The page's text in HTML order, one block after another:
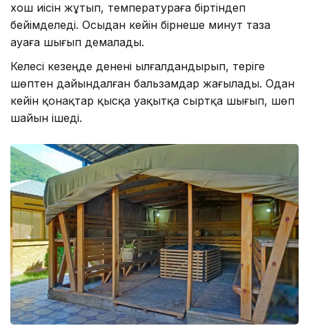
хош иісін жұтып, температураға біртіндеп
бейімделеді. Осыдан кейін бірнеше минут таза
ауаға шығып демалады.
Келесі кезеңде денені ылғалдандырып, теріге
шөптен дайындалған бальзамдар жағылады. Одан
кейін қонақтар қысқа уақытқа сыртқа шығып, шөп
шайын ішеді.